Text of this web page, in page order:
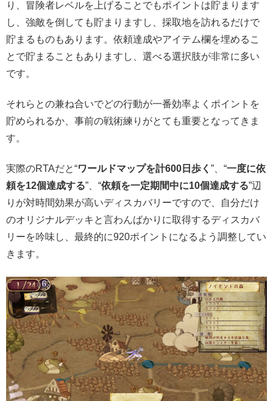
り、冒険者レベルを上げることでもポイントは貯まります
し、強敵を倒しても貯まりますし、採取地を訪れるだけで
貯まるものもあります。依頼達成やアイテム欄を埋めるこ
とで貯まることもありますし、選べる選択肢が非常に多い
です。
それらとの兼ね合いでどの行動が一番効率よくポイントを
貯められるか、事前の戦術練りがとても重要となってきま
す。
実際のRTAだと“ワールドマップを計600日歩く ”、“一度に依
頼を12個達成する”、“依頼を一定期間中に10個達成する”辺
りが対時間効果が高いディスカバリーですので、自分だけ
のオリジナルデッキと言わんばかりに取得するディスカバ
リーを吟味し、最終的に920ポイントになるよう調整してい
きます。